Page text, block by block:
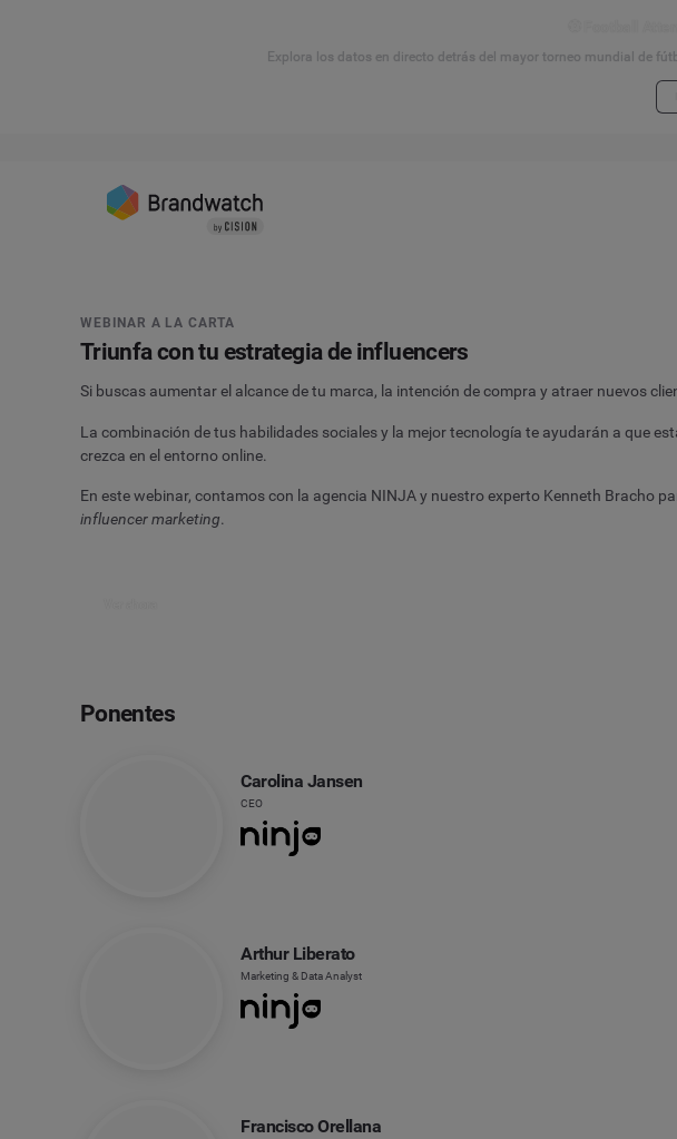
Explora los datos en directo detrás del mayor torneo mundial de
WEBINAR A LA CARTA
Triunfa con tu estrategia de influencers
Si buscas aumentar el alcance de tu marca, la intención de compra y atraer nuevos
La combinación de tus habilidades sociales y la mejor tecnología te ayudarán a que
crezca en el entorno online.
En este webinar, contamos con la agencia NINJA y nuestro experto Kenneth Bracho
influencer marketing.
Ponentes
Carolina Jansen
CEO
Arthur Liberato
Marketing & Data Analyst
Francisco Orellana